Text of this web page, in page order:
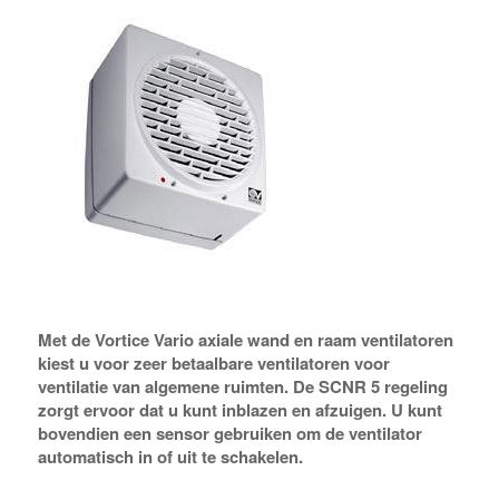
Met de Vortice Vario axiale wand en raam ventilatoren
kiest u voor zeer betaalbare ventilatoren voor
ventilatie van algemene ruimten. De SCNR 5 regeling
zorgt ervoor dat u kunt inblazen en afzuigen. U kunt
bovendien een sensor gebruiken om de ventilator
automatisch in of uit te schakelen.